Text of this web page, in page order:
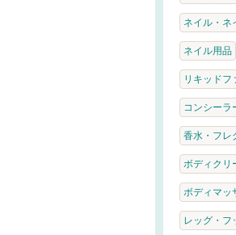
ネイル・ネ
ネイル用品
リキッドフ
コンシーラ
香水・フレ
ボディクリ
ボディマッ
レッグ・フ